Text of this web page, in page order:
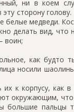
ни в коем
сторону
белые медведи.
делать вид, что
воин;
как будто
носили
к корпусу, как
окружающим,
большие пальцы